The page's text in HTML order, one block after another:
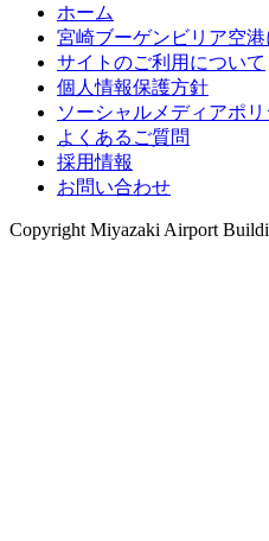
ホーム
宮崎ブーゲンビリア空港
サイトのご利用について
個人情報保護方針
ソーシャルメディアポ
よくあるご質問
採用情報
お問い合わせ
Copyright Miyazaki Airport